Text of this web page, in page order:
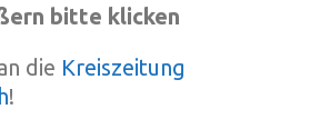
bitte klicken
die Kreiszeitung
!